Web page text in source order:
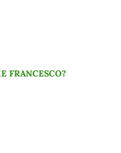
FRANCESCO?